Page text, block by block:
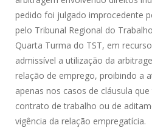
pedido foi julgado improcedente
pelo Tribunal Regional do
Quarta Turma do TST, em
admissível a utilização da
relação de emprego, proibindo a
apenas nos casos de cláusula
contrato de trabalho ou de
vigência da relação empregatícia.